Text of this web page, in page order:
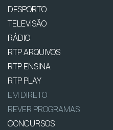
DESPORTO
TELEVISÃO
RÁDIO
RTP ARQUIVOS
RTP ENSINA
RTP PLAY
EM DIRETO
REVER PROGRAMAS
CONCURSOS